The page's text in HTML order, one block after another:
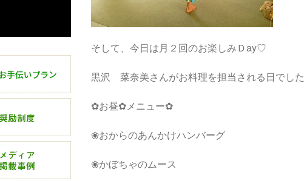
そして、今日は月２回のお楽しみＤay♡
黒沢 菜奈美さんがお料理を担当される日でした
✿お昼✿メニュー✿
❀おからのあんかけハンバーグ
❀かぼちゃのムース